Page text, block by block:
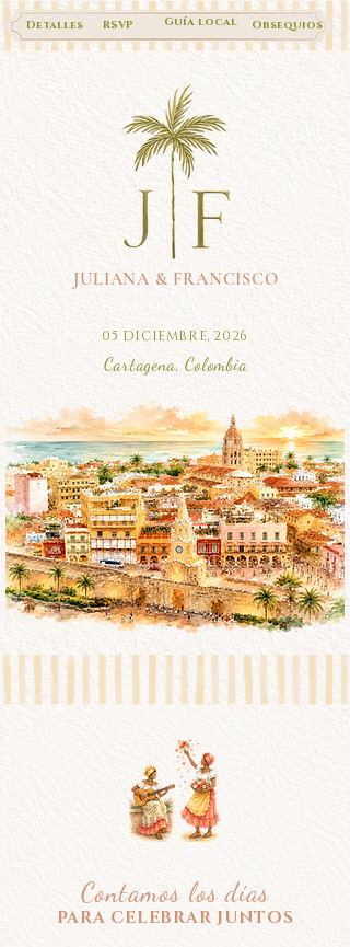
Guía local
Detalles RSVP Obsequios
JULIANA & FRANCISCO
05 DICIEMBRE, 2026
Cartagena, Colombia
Contamos los días
PARA CELEBRAR JUNTOS